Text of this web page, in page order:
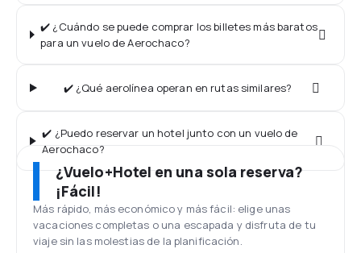
✔️ ¿Cuándo se puede comprar los billetes más baratos
para un vuelo de Aerochaco?
✔️ ¿Qué aerolínea operan en rutas similares?
✔️ ¿Puedo reservar un hotel junto con un vuelo de
Aerochaco?
¿Vuelo+Hotel en una sola reserva?
¡Fácil!
Más rápido, más económico y más fácil: elige unas
vacaciones completas o una escapada y disfruta de tu
viaje sin las molestias de la planificación.